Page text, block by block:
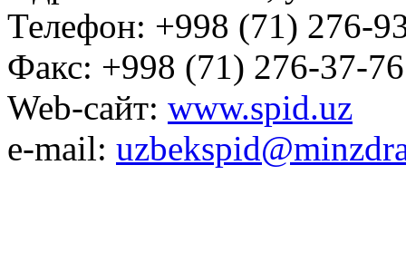
Телефон: +998 (71) 276-
Факс: +998 (71) 276-37-76
Web-сайт: www.spid.uz
e-mail: